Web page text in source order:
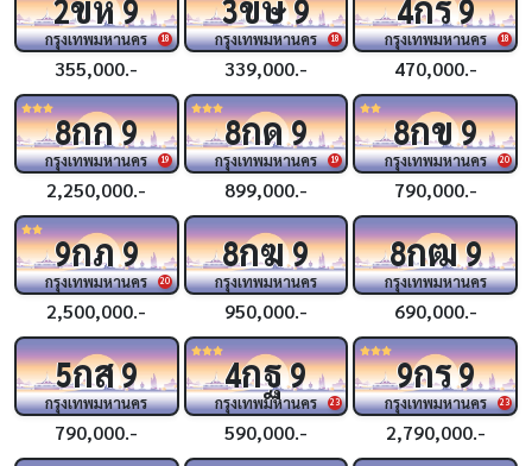
18
2 9
กรุงเทพมหานคร
355,000.-
18
3 9
กรุงเทพมหานคร
339,000.-
18
4 9
กรุงเทพมหานคร
470,000.-
19
8กก9
กรุงเทพมหานคร
2,250,000.-
19
8กด9
กรุงเทพมหานคร
899,000.-
20
8กข9
กรุงเทพมหานคร
790,000.-
20
9กภ9
กรุงเทพมหานคร
2,500,000.-
8กฆ9
กรุงเทพมหานคร
950,000.-
8กฒ9
กรุงเทพมหานคร
690,000.-
5กส9
กรุงเทพมหานคร
790,000.-
23
4กฐ9
กรุงเทพมหานคร
590,000.-
23
9กร9
กรุงเทพมหานคร
2,790,000.-